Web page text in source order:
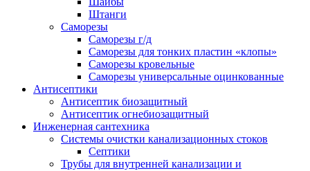
Штанги
Саморезы
Саморезы г/д
Саморезы для тонких пластин «клопы»
Саморезы кровельные
Саморезы универсальные оцинкованные
Антисептики
Антисептик биозащитный
Антисептик огнебиозащитный
Инженерная сантехника
Системы очистки канализационных стоков
Септики
Трубы для внутренней канализации и